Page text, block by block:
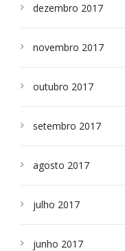
dezembro 2017
novembro 2017
outubro 2017
setembro 2017
agosto 2017
julho 2017
junho 2017